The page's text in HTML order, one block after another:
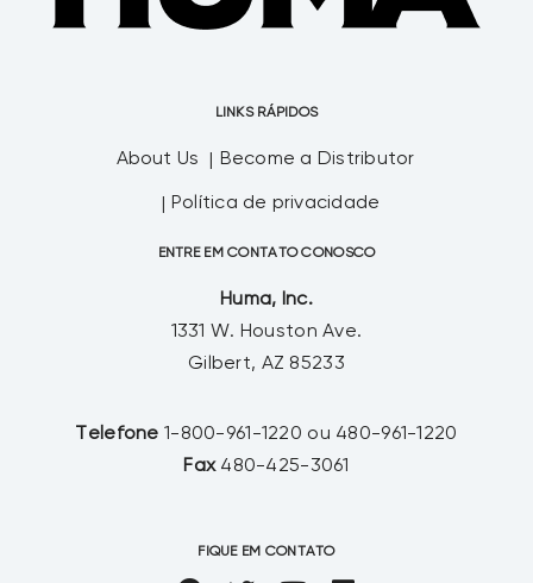
LINKS RÁPIDOS
About Us Become a Distributor
Política de privacidade
ENTRE EM CONTATO CONOSCO
Huma, Inc.
1331 W. Houston Ave.
Gilbert, AZ 85233
Telefone 1-800-961-1220 ou 480-961-1220
Fax 480-425-3061
FIQUE EM CONTATO